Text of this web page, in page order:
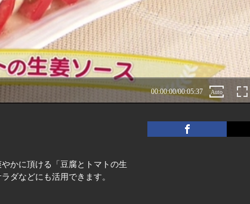
00:00:00/00:05:37 Auto
かに頂ける「豆腐とトマトの生
ダなどにも活用できます。